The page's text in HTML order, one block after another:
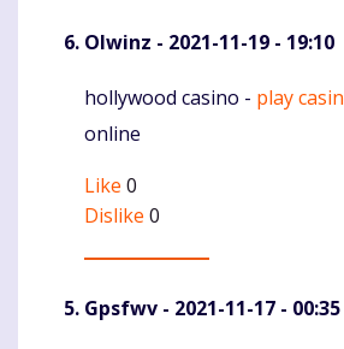
Olwinz - 2021-11-19 - 19:10
Komentaras
hollywood casino - play
online
Like 0
Dislike 0
Gpsfwv - 2021-11-17 - 00:35